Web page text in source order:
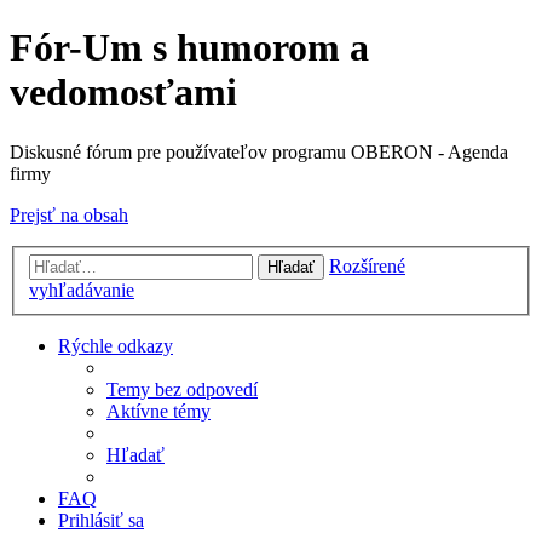
Fór-Um s humorom a
vedomosťami
Diskusné fórum pre používateľov programu OBERON - Agenda
firmy
Prejsť na obsah
Hľadať
Rozšírené
vyhľadávanie
Rýchle odkazy
Temy bez odpovedí
Aktívne témy
Hľadať
FAQ
Prihlásiť sa